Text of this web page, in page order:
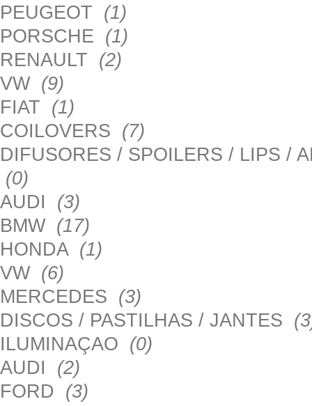
PEUGEOT (1)
PORSCHE (1)
RENAULT (2)
VW (9)
FIAT (1)
COILOVERS (7)
DIFUSORES / SPOILERS / LIPS /
(0)
AUDI (3)
BMW (17)
HONDA (1)
VW (6)
MERCEDES (3)
DISCOS / PASTILHAS / JANTES
ILUMINAÇAO (0)
AUDI (2)
FORD (3)